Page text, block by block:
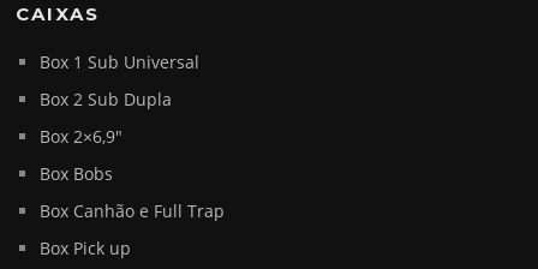
CAIXAS
Box 1 Sub Universal
Box 2 Sub Dupla
Box 2×6,9″
Box Bobs
Box Canhão e Full Trap
Box Pick up